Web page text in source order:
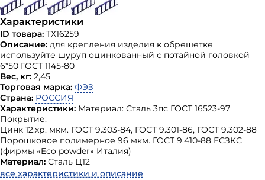
Характеристики
ID товара: ТХ16259
Описание: для крепления изделия к обрешетке
используйте шуруп оцинкованный с потайной головкой
6*50 ГОСТ 1145-80
Вес, кг: 2,45
Торговая марка: ФЭЗ
Страна: РОССИЯ
Характеристики: Материал: Сталь 3пс ГОСТ 16523-97
Покрытие:
Цинк 12.хр. мкм. ГОСТ 9.303-84, ГОСТ 9.301-86, ГОСТ 9.302-88
Порошковое полимерное 96 мкм. ГОСТ 9.410-88 ЕСЗКС
(фирмы «Eco powder» Италия)
Материал: Сталь Ц12
все характеристики и описание